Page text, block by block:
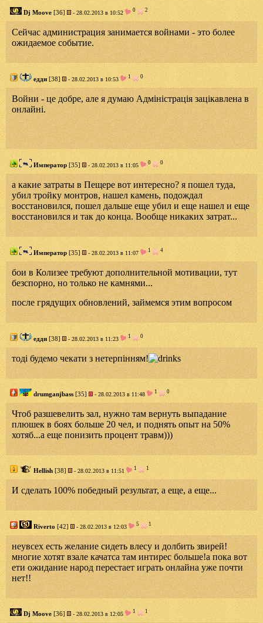
Dj Moove [36] - 28.02.2013 в 10:52 0 2
Сейчас администрация занимается войнами - это более
ожидаемое событие.
едди [38] - 28.02.2013 в 10:53 1 0
Войни - це добре, але я думаю Адміністрація зацікавлена в
онлайні.
Император [35] - 28.02.2013 в 11:05 0 0
а какие затраты в Пещере вот интересно? я пошел туда,
убил тройку монтров, нашел камень, подождал
восстановился, пошел дальше еще убил и еще нашел и еще
восстановился и так до конца. Вообще никаких затрат...
Император [35] - 28.02.2013 в 11:07 1 4
бои в Колизее требуют дополнительной мотивации, тут
безспорно, но только не камнями...
после грядущих обновлений, займемся этим вопросом
едди [38] - 28.02.2013 в 11:23 1 0
тоді будемо чекати з нетерпінням!
drumganjbass [35] - 28.02.2013 в 11:48 1 0
Чтоб разшевелить зал, нужно там вернуть выпадание
плюшек в боях больше 20 чел, и поднять опыт на 50%
хотяб...а еще понизить процент травм)))
Hellish [38] - 28.02.2013 в 11:51 1 1
И сделать 100% победный результат, а еще, а еще...
Riverto [42] - 28.02.2013 в 12:03 5 1
неувсех есть желание сидеть влесу и долбить звирей!
многие хотят взале качатса там интирес больше!а пока вот
ети ожидание народ перестает играть онлайна уже почти
нет!!
Dj Moove [36] - 28.02.2013 в 12:05 1 1